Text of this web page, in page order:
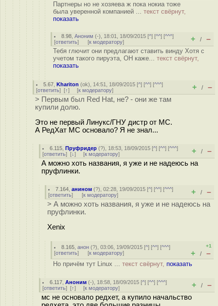
Партнеры но не хозяева ж пока нокиа тоже
была уверенной компанией ... текст свёрнут,
показать
8.98 ,Аноним (-), 18:01, 18/09/2015 [^] [^^] [^^^]
[ответить] [к модератору] + / –
Тебя глючит они предлагают ставить винду Хотя с
учетом такого пируэта, ОН каже... текст свёрнут,
показать
5.67 ,Khariton (ok), 14:51, 18/09/2015 [^] [^^] [^^^]
[ответить] [↑] [к модератору] + / –
> Первым был Red Hat, не? - они же там
купили долю.
Это не первый Линукс/ГНУ дистр от МС.
А РедХат МС основало? Я не знал...
6.115 ,Пруфридер (?), 18:53, 18/09/2015 [^] [^^] [^^^]
[ответить] [↓] [к модератору] + / –
А можно хоть названия, я уже и не надеюсь на
пруфлинки.
7.164 ,анином (?), 02:28, 19/09/2015 [^] [^^] [^^^]
[ответить] [к модератору] + / –
> А можно хоть названия, я уже и не надеюсь на
пруфлинки.
Xenix
8.165 ,анон (?), 03:06, 19/09/2015 [^] [^^] [^^^]
[ответить] [к модератору]
+1
+ / –
Но причём тут Linux ... текст свёрнут, показать
6.117 ,Аноним (-), 18:58, 18/09/2015 [^] [^^] [^^^]
[ответить] [↑] [к модератору] + / –
мс не основало редхет, а купило начальство